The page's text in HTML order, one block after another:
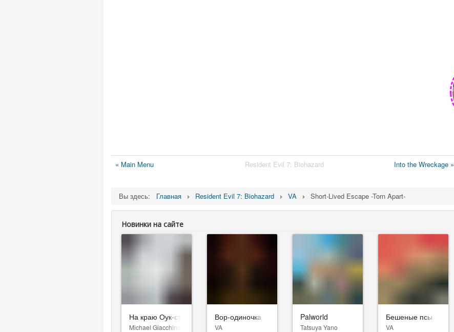
« Main Menu Resident Evil 7: Biohazard Into the Wreckage »
Вы здесь: Главная Resident Evil 7: Biohazard VA Short-Lived Escape -Torn Apart-
Новинки на сайте
На краю Оук-стрит
Michael Giacchino
Вор-одиночка
VA
Palworld
Tatsuya Yano
Бешеные псы
VA